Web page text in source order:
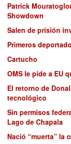
Patrick
Showdown
Salen de prisión
Primeros
Cartucho
OMS le pide a EU
El retorno de
tecnológico
Sin permisos
Lago de Chapala
Nació “muerta” la